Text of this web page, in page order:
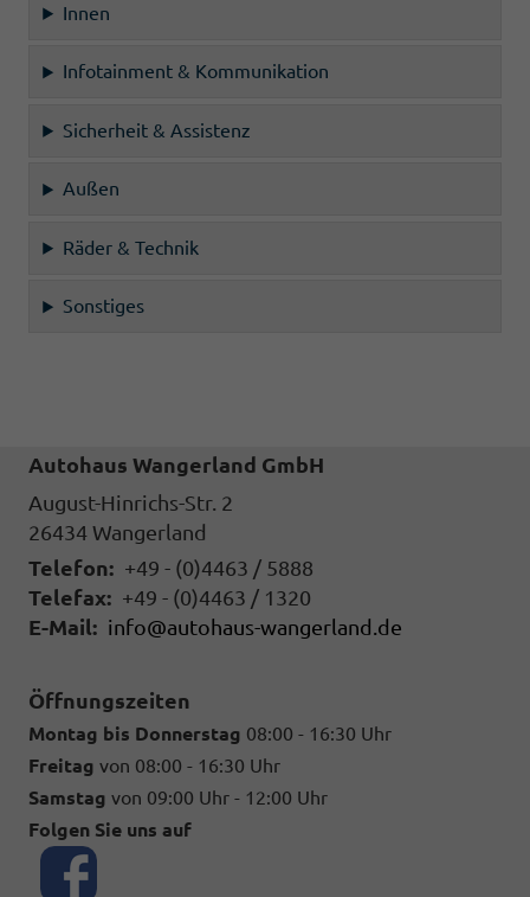
Innen
Infotainment & Kommunikation
Sicherheit & Assistenz
Außen
Räder & Technik
Sonstiges
Autohaus Wangerland GmbH
August-Hinrichs-Str. 2
26434 Wangerland
Telefon: +49 - (0)4463 / 5888
Telefax: +49 - (0)4463 / 1320
E-Mail: info@autohaus-wangerland.de
Öffnungszeiten
Montag bis Donnerstag 08:00 - 16:30 Uhr
Freitag von 08:00 - 16:30 Uhr
Samstag von 09:00 Uhr - 12:00 Uhr
Folgen Sie uns auf